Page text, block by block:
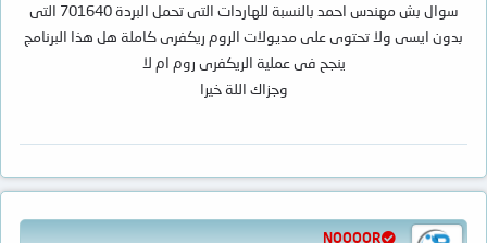
سوال بش مهندس احمد بالنسبة للهاردات التى تحمل البردة 701640 التى
بدون ايسى ولا تحتوى على مديولات الروم ريكفرى كاملة هل هذا البرنامج
ينجح فى عملية الريكفرى روم ام لا
وجزاك اللة خيرا
NOOOOR